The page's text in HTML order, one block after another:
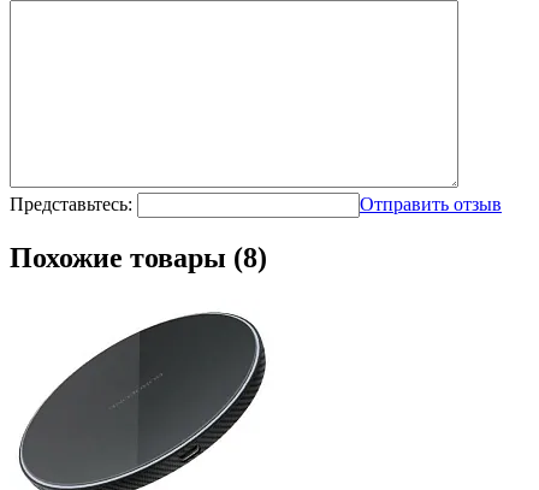
Представьтесь: Отправить отзыв
Похожие товары (8)